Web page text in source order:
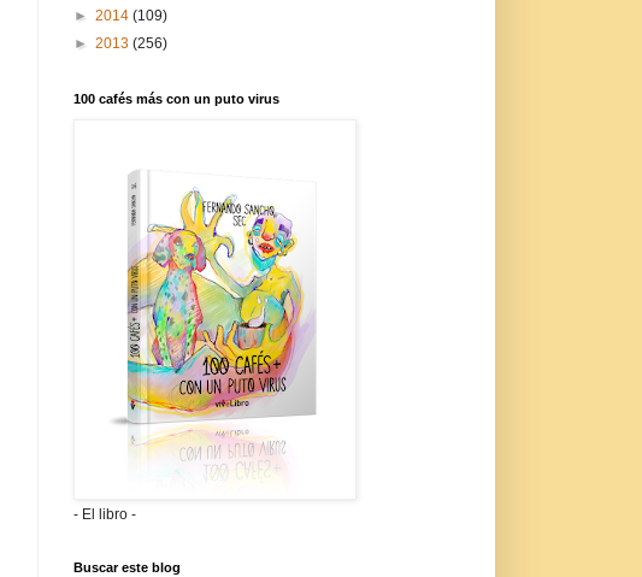
► 2014 (109)
► 2013 (256)
100 cafés más con un puto virus
- El libro -
Buscar este blog